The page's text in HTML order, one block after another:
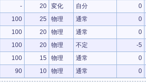
- 20 変化 自分 0
100 25 物理 通常 0
100 20 物理 通常 0
100 20 物理 不定 -5
100 15 物理 通常 0
90 10 物理 通常 0